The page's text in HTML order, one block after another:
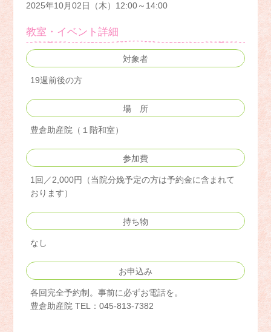
2025年10月02日（木）12:00～14:00
教室・イベント詳細
対象者
19週前後の方
場 所
豊倉助産院（１階和室）
参加費
1回／2,000円（当院分娩予定の方は予約金に含まれて
おります）
持ち物
なし
お申込み
各回完全予約制。事前に必ずお電話を。
豊倉助産院 TEL：045-813-7382